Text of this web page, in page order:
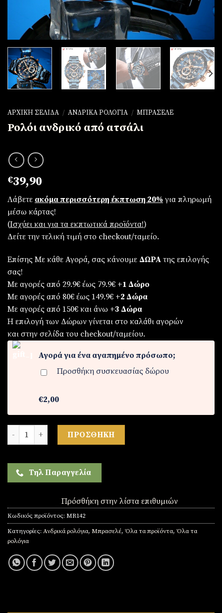
ΑΡΧΙΚΉ ΣΕΛΊΔΑ / ΑΝΔΡΙΚΆ ΡΟΛΌΓΙΑ / ΜΠΡΑΣΕΛΈ
Ρολόι ανδρικό από ατσάλι
€39,90
Λάβετε ακόμα περισσότερη έκπτωση 20% για πληρωμή
μέσω κάρτας!
(Iσχύει και για τα εκπτωτικά προϊόντα!)
Δείτε την τελική τιμή στο checkout/ταμείο.
Επίσης Με κάθε Αγορά, σας κάνουμε ΔΩΡΑ της επιλογής
σας!
Με αγορές από 29.9€ έως 79.9€ +1 Δώρο
Με αγορές από 80€ έως 149.9€ +2 Δώρα
Με αγορές από 150€ και άνω +3 Δώρα
Η επιλογή των Δώρων γίνεται στο καλάθι αγορών
και στην σελίδα του checkout/ταμείου.
Αγορά για ένα αγαπημένο πρόσωπο;
Προσθήκη συσκευασίας δώρου
€2,00
Ρολόι ανδρικό από ατσάλι ποσότητα
ΠΡΟΣΘΉΚΗ
Τηλ Παραγγελία
Πρόσθήκη στην λίστα επιθυμιών
Κωδικός προϊόντος: MR142
Κατηγορίες: Ανδρικά ρολόγια, Μπρασελέ, Όλα τα προϊόντα, Όλα τα
ρολόγια